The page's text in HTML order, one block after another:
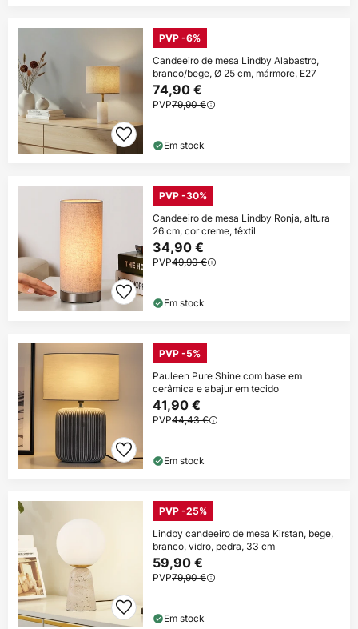
PVP -6%
Candeeiro de mesa Lindby Alabastro,
branco/bege, Ø 25 cm, mármore, E27
74,90 €
PVP79,90 €
Em stock
PVP -30%
Candeeiro de mesa Lindby Ronja, altura
26 cm, cor creme, têxtil
34,90 €
PVP49,90 €
Em stock
PVP -5%
Pauleen Pure Shine com base em
cerâmica e abajur em tecido
41,90 €
PVP44,43 €
Em stock
PVP -25%
Lindby candeeiro de mesa Kirstan, bege,
branco, vidro, pedra, 33 cm
59,90 €
PVP79,90 €
Em stock